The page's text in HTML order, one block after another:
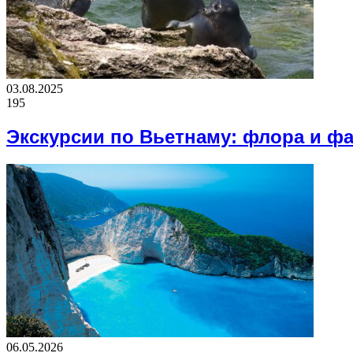
03.08.2025
195
Экскурсии по Вьетнаму: флора и
06.05.2026